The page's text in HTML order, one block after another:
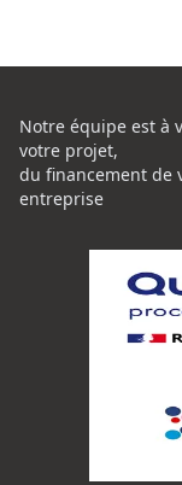
Notre équipe est à
votre projet,
du financement de
entreprise